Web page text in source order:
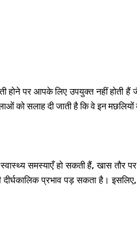
होने पर आपके लिए उपयुक्त नहीं होती हैं
को सलाह दी जाती है कि वे इन
समस्याएँ हो सकती हैं, खास तौर
प्रभाव पड़ सकता है।